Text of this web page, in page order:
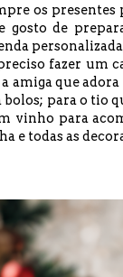
os
de
fazer um
amiga que
para o tio
vinho para
e todas as